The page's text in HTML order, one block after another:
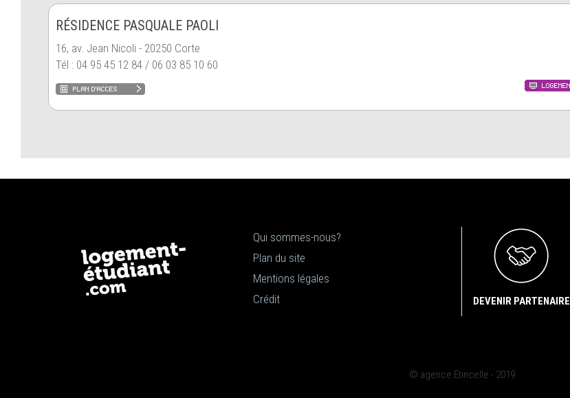
RÉSIDENCE PASQUALE PAOLI
16, av. Jean Nicoli - 20250 Corte
Tél : 04 95 45 12 84 / 06 03 85 10 60
Qui sommes-nous?
Plan du site
Mentions légales
Crédit
DEVENIR PARTENAIRE
© agence Etincelle - 2019